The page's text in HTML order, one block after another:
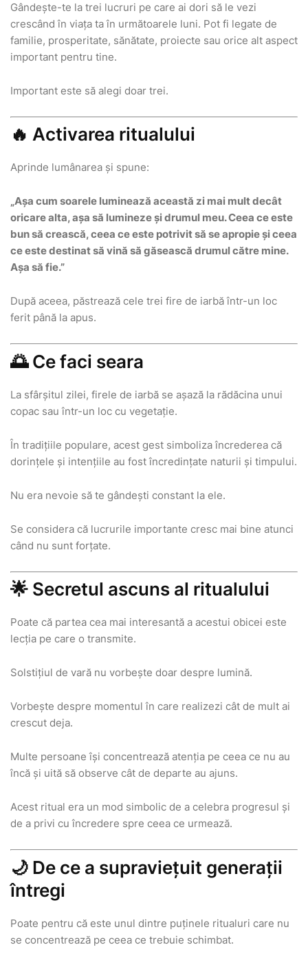
Gândește-te la trei lucruri pe care ai dori să le vezi
crescând în viața ta în următoarele luni. Pot fi legate de
familie, prosperitate, sănătate, proiecte sau orice alt aspect
important pentru tine.
Important este să alegi doar trei.
🔥 Activarea ritualului
Aprinde lumânarea și spune:
„Așa cum soarele luminează această zi mai mult decât
oricare alta, așa să lumineze și drumul meu. Ceea ce este
bun să crească, ceea ce este potrivit să se apropie și ceea
ce este destinat să vină să găsească drumul către mine.
Așa să fie.”
După aceea, păstrează cele trei fire de iarbă într-un loc
ferit până la apus.
🌅 Ce faci seara
La sfârșitul zilei, firele de iarbă se așază la rădăcina unui
copac sau într-un loc cu vegetație.
În tradițiile populare, acest gest simboliza încrederea că
dorințele și intențiile au fost încredințate naturii și timpului.
Nu era nevoie să te gândești constant la ele.
Se considera că lucrurile importante cresc mai bine atunci
când nu sunt forțate.
🌟 Secretul ascuns al ritualului
Poate că partea cea mai interesantă a acestui obicei este
lecția pe care o transmite.
Solstițiul de vară nu vorbește doar despre lumină.
Vorbește despre momentul în care realizezi cât de mult ai
crescut deja.
Multe persoane își concentrează atenția pe ceea ce nu au
încă și uită să observe cât de departe au ajuns.
Acest ritual era un mod simbolic de a celebra progresul și
de a privi cu încredere spre ceea ce urmează.
🌙 De ce a supraviețuit generații
întregi
Poate pentru că este unul dintre puținele ritualuri care nu
se concentrează pe ceea ce trebuie schimbat.